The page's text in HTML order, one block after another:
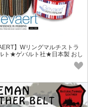
】Wリングマルチストラ
ト★ゲバルト社★日本製 おし